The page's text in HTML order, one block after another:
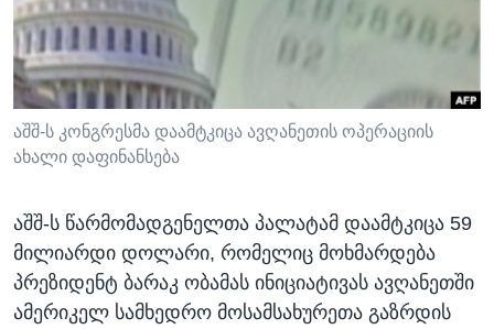
ᲡᲢᲣᲓᲘᲐ ᲕᲐᲨᲘᲜᲒᲢᲝᲜᲘ
ᲔᲙᲝᲜᲝᲛᲘᲙᲐ
ᲯᲐᲜᲛᲠᲗᲔᲚᲝᲑᲐ
ᲛᲔᲪᲜᲘᲔᲠᲔᲑᲐ
ᲘᲜᲢᲔᲠᲕᲘᲣ
ᲙᲣᲚᲢᲣᲠᲐ
ᲓᲔᲖᲘᲜᲤᲝᲠᲛᲐᲪᲘᲐ
Learning English
ᲗᲕᲐᲚᲘ ᲒᲕᲐᲓᲔᲕᲜᲔᲗ
აშშ-ს კონგრესმა დაამტკიცა ავღანეთის ოპერაციის
ახალი დაფინანსება
აშშ-ს წარმომადგენელთა პალატამ დაამტკიცა 59
მილიარდი დოლარი, რომელიც მოხმარდება
პრეზიდენტ ბარაკ ობამას ინიციატივას ავღანეთში
ამერიკელ სამხედრო მოსამსახურეთა გაზრდის